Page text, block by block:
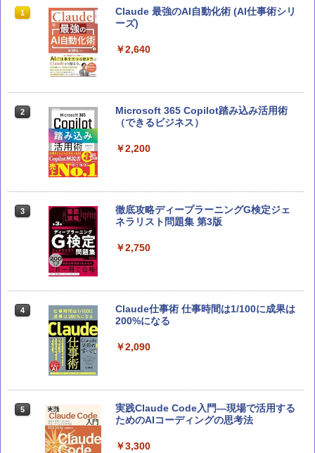
1
部下としてのAI 世界一流エンジニアの
進化術
￥1,870
2
深層学習教科書 ディープラーニング G検
定（ジェネラリスト）公式テキスト 第3
3
テクノロジカル・リパブリック 国家、
軍事力、テクノロジーの未来
￥3,300
4
Claude 最強のAI自動化術 (AI仕事術シリ
ーズ)
￥2,640
5 Microsoft 365 Copilot活用大全
1
Claude 最強のAI自動化術 (AI仕事術シリ
ーズ)
￥2,640
2
Microsoft 365 Copilot踏み込み活用術
（できるビジネス）
￥2,200
3
徹底攻略ディープラーニングG検定ジェ
ネラリスト問題集 第3版
￥2,750
4
Claude仕事術 仕事時間は1/100に成果は
200%になる
￥2,090
5
実践Claude Code入門―現場で活用する
ためのAIコーディングの思考法
￥3,300